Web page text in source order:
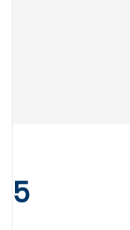
5